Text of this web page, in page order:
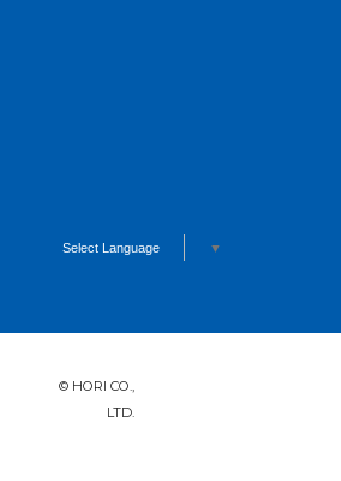
Select Language ▼
© HORI CO.,
LTD.